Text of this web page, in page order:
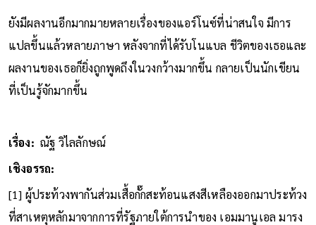
ยังมีผลงานอีกมากมายหลายเรื่องของแอร์โนซ์ที่น่าสนใจ มีการ
แปลขึ้นแล้วหลายภาษา หลังจากที่ได้รับโนแบล ชีวิตของเธอและ
ผลงานของเธอก็ยิ่งถูกพูดถึงในวงกว้างมากขึ้น กลายเป็นนักเขียน
ที่เป็นรู้จักมากขึ้น
เรื่อง: ณัฐ วิไลลักษณ์
เชิงอรรถ:
[1] ผู้ประท้วงพากันส่วมเสื้อกั๊กสะท้อนแสงสีเหลืองออกมาประท้วง
ที่สาเหตุหลักมาจากการที่รัฐภายใต้การนำของ เอมมานูเอล มารง